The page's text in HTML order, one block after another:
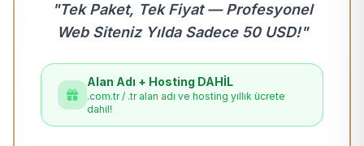
"Tek Paket, Tek Fiyat — Profesyonel
Web Siteniz Yılda Sadece 50 USD!"
Alan Adı + Hosting DAHİL
.com.tr / .tr alan adı ve hosting yıllık ücrete
dahil!